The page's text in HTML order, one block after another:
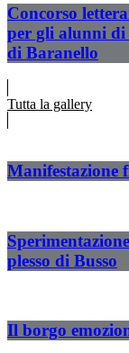
Concorso
per gli alunni di
di Baranello
Tutta la gallery
Manifestazione
plesso di Busso
Il borgo